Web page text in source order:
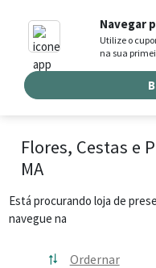
Navegar
Utilize o
na sua
Busca de produtos
Buscar por endereço de
Flores, Cestas e
MA
Está procurando loja de
navegue na
Ordernar